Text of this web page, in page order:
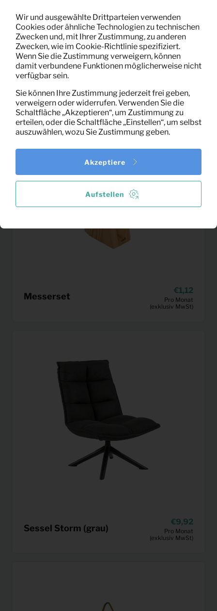
Beistelltische Set v2 (Holz)
10,92
Pro Monat
Messerset
1,12
Pro Monat
(exklusiv MwSt)
Sessel Storm (grau)
9,92
Pro Monat
(exklusiv MwSt)
Wir und ausgewählte Drittparteien verwenden
Cookies oder ähnliche Technologien zu technischen
Zwecken und, mit Ihrer Zustimmung, zu anderen
Zwecken, wie im Cookie-Richtlinie spezifiziert.
Wenn Sie die Zustimmung verweigern, können
damit verbundene Funktionen möglicherweise nicht
verfügbar sein.
Sie können Ihre Zustimmung jederzeit frei geben,
verweigern oder widerrufen. Verwenden Sie die
Schaltfläche „Akzeptieren“, um Zustimmung zu
erteilen, oder die Schaltfläche „Einstellen“, um selbst
auszuwählen, wozu Sie Zustimmung geben.
Aufstellen
Akzeptiere